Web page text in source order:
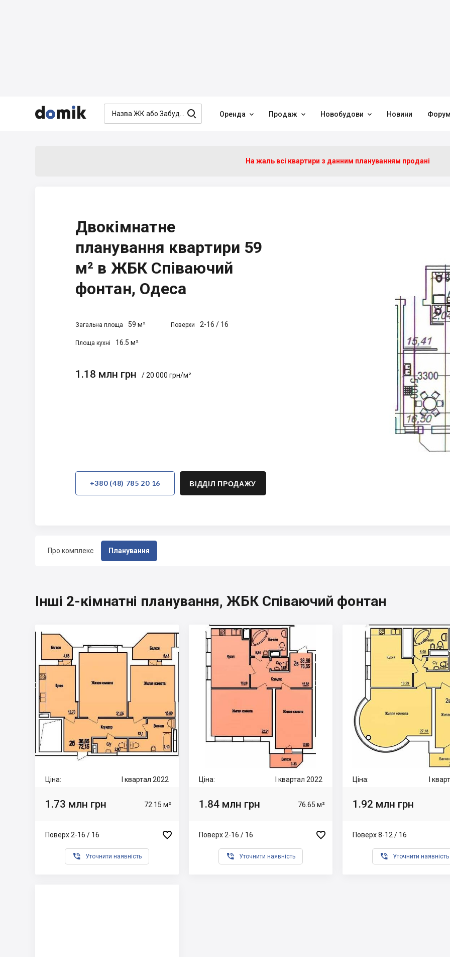


  Оренда  Продаж  Новобудови  Новини
Про комплекс Планування
На жаль всі квартири з данним плануванням продані
Двокімнатне
планування квартири 59
м² в ЖБК Співаючий
фонтан, Одеса
Загальна площа 59 м² Поверхи 2-16 / 16
Площа кухні 16.5 м²
1.18 млн грн / 20 000 грн/м²
+380 (48) 785 20 16 ВІДДІЛ ПРОДАЖУ
Інші 2-кімнатні планування, ЖБК Співаючий фонтан
Ціна: I квартал 2022
1.73 млн грн 72.15 м²
Поверх 2-16 / 16 
 Уточнити наявність
Ціна: I квартал 2022
1.84 млн грн 76.65 м²
Поверх 2-16 / 16 
 Уточнити наявність
Ціна: I
1.92 млн грн
Поверх 8-12 / 16
 Уточнити наявність